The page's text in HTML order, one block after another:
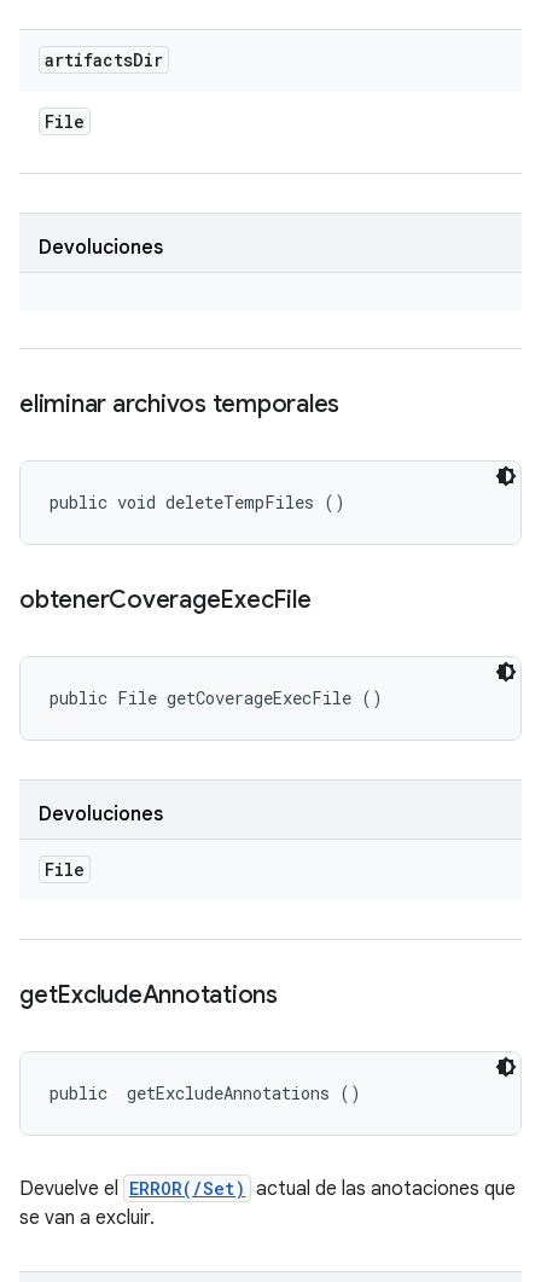
artifactsDir
File
Devoluciones
eliminar archivos temporales
public void deleteTempFiles ()
obtenerCoverageExecFile
public File getCoverageExecFile ()
Devoluciones
File
getExcludeAnnotations
public getExcludeAnnotations ()
Devuelve el ERROR(/Set) actual de las anotaciones que
se van a excluir.